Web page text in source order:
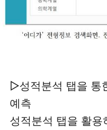
▷성적분석 탭을 통
예측
성적분석 탭을 활용